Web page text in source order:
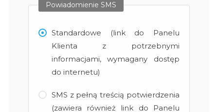
Powiadomienie SMS
Standardowe (link do Panelu
Klienta z potrzebnymi
informacjami, wymagany dostęp
do internetu)
SMS z pełną treścią potwierdzenia
(zawiera również link do Panelu